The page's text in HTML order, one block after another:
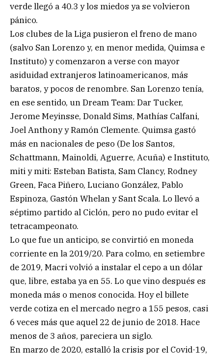
verde llegó a 40.3 y los miedos ya se volvieron
pánico.
Los clubes de la Liga pusieron el freno de mano
(salvo San Lorenzo y, en menor medida, Quimsa e
Instituto) y comenzaron a verse con mayor
asiduidad extranjeros latinoamericanos, más
baratos, y pocos de renombre. San Lorenzo tenía,
en ese sentido, un Dream Team: Dar Tucker,
Jerome Meyinsse, Donald Sims, Mathías Calfani,
Joel Anthony y Ramón Clemente. Quimsa gastó
más en nacionales de peso (De los Santos,
Schattmann, Mainoldi, Aguerre, Acuña) e Instituto,
miti y miti: Esteban Batista, Sam Clancy, Rodney
Green, Faca Piñero, Luciano González, Pablo
Espinoza, Gastón Whelan y Sant Scala. Lo llevó a
séptimo partido al Ciclón, pero no pudo evitar el
tetracampeonato.
Lo que fue un anticipo, se convirtió en moneda
corriente en la 2019/20. Para colmo, en setiembre
de 2019, Macri volvió a instalar el cepo a un dólar
que, libre, estaba ya en 55. Lo que vino después es
moneda más o menos conocida. Hoy el billete
verde cotiza en el mercado negro a 155 pesos, casi
6 veces más que aquel 22 de junio de 2018. Hace
menos de 3 años, pareciera un siglo.
En marzo de 2020, estalló la crisis por el Covid-19,